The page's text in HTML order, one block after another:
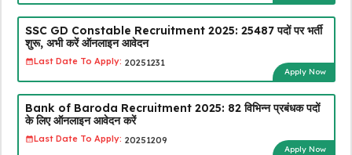
SSC GD Constable Recruitment 2025: 25487 पदों पर भर्ती
शुरू, अभी करें ऑनलाइन आवेदन
Last Date To Apply: 20251231
Apply Now
Bank of Baroda Recruitment 2025: 82 विभिन्न प्रबंधक पदों
के लिए ऑनलाइन आवेदन करें
Last Date To Apply: 20251209
Apply Now